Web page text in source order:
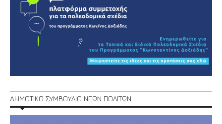
ΔΗΜΟΤΙΚΟ ΣΥΜΒΟΥΛΙΟ ΝΕΩΝ ΠΟΛΙΤΩΝ